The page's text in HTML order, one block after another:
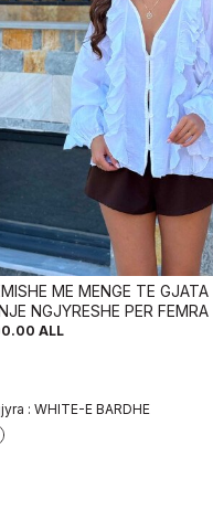
ME MENGE TE
NGJYRESHE PER
BARDHE
ALL
: WHITE-E BARDHE